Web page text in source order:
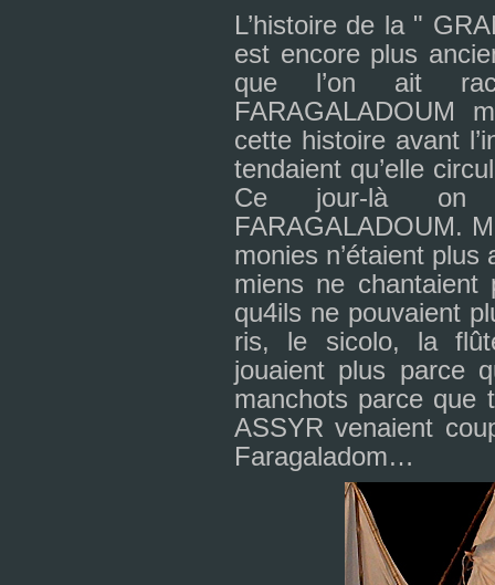
L’his­toire de la "
est encore plus
que l’on ait
FARAGALADOUM
cette his­toire avant
ten­daient qu’elle
Ce jour-là on
FARAGALADOUM.
mo­nies n’étaient
miens ne
qu4ils ne pou­vaient
ris, le sicolo, la
jouaient plus parce
man­chots parce que
ASSYR venaient
Faragaladom…